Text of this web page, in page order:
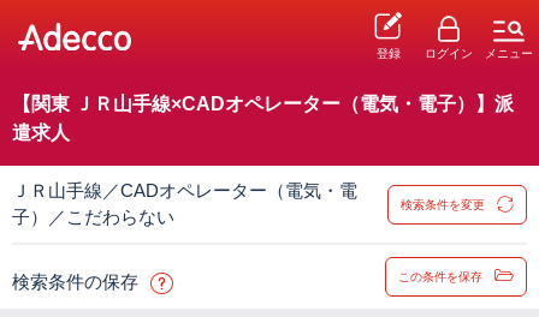
登録 ログイン メニュー
【関東 ＪＲ山手線×CADオペレーター（電気・電子）】派
遣求人
ＪＲ山手線／CADオペレーター（電気・電
子）／こだわらない
検索条件を変更
検索条件の保存 この条件を保存